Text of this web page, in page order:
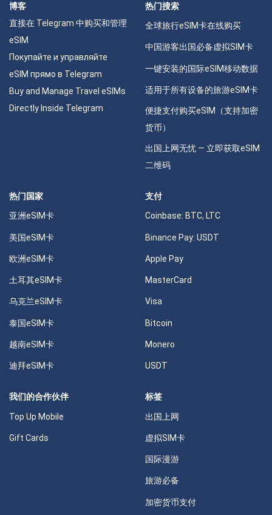
博客
直接在 Telegram 中购买和管理
eSIM
Покупайте и управляйте
eSIM прямо в Telegram
Buy and Manage Travel eSIMs
Directly Inside Telegram
热门搜索
全球旅行eSIM卡在线购买
中国游客出国必备虚拟SIM卡
一键安装的国际eSIM移动数据
适用于所有设备的旅游eSIM卡
便捷支付购买eSIM（支持加密
货币）
出国上网无忧 — 立即获取eSIM
二维码
热门国家
亚洲eSIM卡
美国eSIM卡
欧洲eSIM卡
土耳其eSIM卡
乌克兰eSIM卡
泰国eSIM卡
越南eSIM卡
迪拜eSIM卡
支付
Coinbase: BTC, LTC
Binance Pay: USDT
Apple Pay
MasterCard
Visa
Bitcoin
Monero
USDT
我们的合作伙伴
Top Up Mobile
Gift Cards
标签
出国上网
虚拟SIM卡
国际漫游
旅游必备
加密货币支付